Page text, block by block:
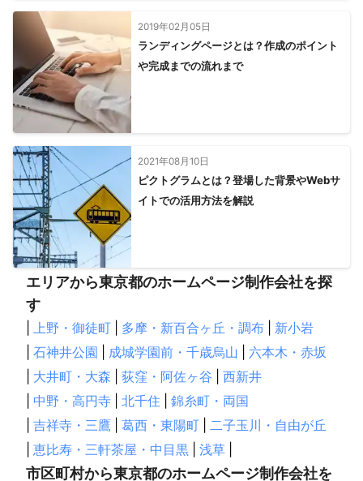
2019年02月05日
ランディングページとは？作成のポイント
や完成までの流れまで
2021年08月10日
ピクトグラムとは？登場した背景やWebサ
イトでの活用方法を解説
エリアから東京都のホームページ制作会社を探
す
上野・御徒町 多摩・新百合ヶ丘・調布
新小岩
石神井公園 成城学園前・千歳烏山
六本木・赤坂
大井町・大森 荻窪・阿佐ヶ谷
西新井
中野・高円寺 北千住
錦糸町・両国
吉祥寺・三鷹 葛西・東陽町
二子玉川・自由が丘
恵比寿・三軒茶屋・中目黒 浅草
市区町村から東京都のホームページ制作会社を